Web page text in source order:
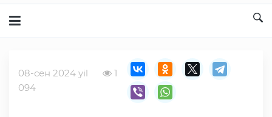
Analitik hisobot va tahlillar
08-сен 2024 yil
1
094